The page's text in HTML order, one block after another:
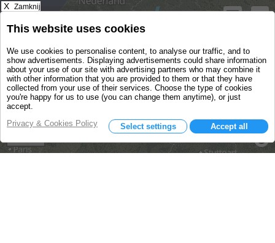
X Zamknij